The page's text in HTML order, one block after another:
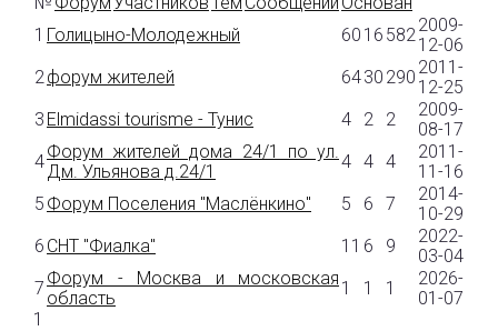
1 Голицыно-Молодежный 60 16 5822009-
12-06
2форум жителей 6430 290 2011-
12-25
3 Elmidassi tourisme - Тунис 4 2 2
2009-
08-17
4Форум жителей дома 24/1 по ул.
Дм. Ульянова д.24/1
4 4 4
2011-
11-16
5 Форум Поселения "Маслёнкино" 5 6 7
2014-
10-29
6 СНТ "Фиалка" 11 6 9
2022-
03-04
7 Форум - Москва и московская
область
1 1 1
2026-
01-07
1